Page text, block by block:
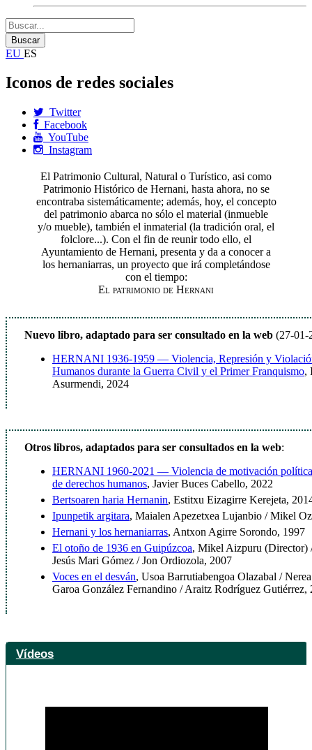
EU ES
Iconos de redes sociales
Twitter
Facebook
YouTube
Instagram
El Patrimonio Cultural, Natural o Turístico, asi como
Patrimonio Histórico de Hernani, hasta ahora, no se
encontraba sistemáticamente; además, hoy, el concepto
del patrimonio abarca no sólo el material (inmueble
y/o mueble), también el inmaterial (la tradición oral, el
folclore...). Con el fin de reunir todo ello, el
Ayuntamiento de Hernani, presenta y da a conocer a
los hernaniarras, un proyecto que irá completándose
con el tiempo:
El patrimonio de Hernani
Nuevo libro, adaptado para ser consultado en la web (27-01-
HERNANI 1936-1959 — Violencia, Represión y
Humanos durante la Guerra Civil y el Primer Franquismo,
Asurmendi, 2024
Otros libros, adaptados para ser consultados en la web:
HERNANI 1960-2021 — Violencia de motivación
de derechos humanos, Javier Buces Cabello, 2022
Bertsoaren haria Hernanin, Estitxu Eizagirre Kerejeta,
Ipunpetik argitara, Maialen Apezetxea Lujanbio / Mikel
Hernani y los hernaniarras, Antxon Agirre Sorondo, 1997
El otoño de 1936 en Guipúzcoa, Mikel Aizpuru (Director)
Jesús Mari Gómez / Jon Ordiozola, 2007
Voces en el desván, Usoa Barrutiabengoa Olazabal /
Garoa González Fernandino / Araitz Rodríguez Gutiérrez,
Vídeos